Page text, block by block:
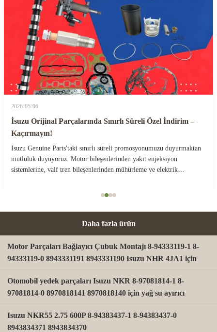
2026-05-06
İsuzu Orijinal Parçalarında Sınırlı Süreli Özel İndirim –
Kaçırmayın!
Isuzu Genuine Parts'taki sınırlı süreli promosyonumuzu duyurmaktan
mutluluk duyuyoruz. Motor bileşenlerinden yakıt enjeksiyon
sistemlerine, valf tren bileşenlerinden mühürleme ve elektrik
Daha fazla ürün
Motor Parçaları Bağlayıcı Çubuk Montajı 8-94333119-1 8-
94333119-0 8943331191 8943331190 Isuzu NHR 4JA1 için
Otomobil yedek parçaları Isuzu NKR 8-97081814-1 8-
97081814-0 8970818141 8970818140 için yağ su ayırıcı
Isuzu NKR55 2.75 600P 8-94383437-1 8-94383437-0
8943834371 8943834370